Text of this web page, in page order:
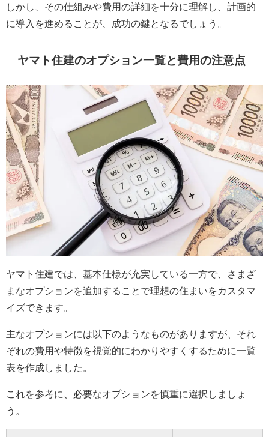
しかし、その仕組みや費用の詳細を十分に理解し、計画的
に導入を進めることが、成功の鍵となるでしょう。
ヤマト住建のオプション一覧と費用の注意点
ヤマト住建では、基本仕様が充実している一方で、さまざ
まなオプションを追加することで理想の住まいをカスタマ
イズできます。
主なオプションには以下のようなものがありますが、それ
ぞれの費用や特徴を視覚的にわかりやすくするために一覧
表を作成しました。
これを参考に、必要なオプションを慎重に選択しましょ
う。